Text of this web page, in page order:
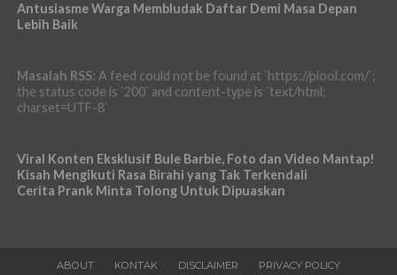
Antusiasme Warga Membludak Daftar Demi Masa Depan
Lebih Baik
Masalah RSS: A feed could not be found at `https://piool.com/`;
the status code is `200` and content-type is `text/html;
charset=UTF-8`
Viral Konten Eksklusif Bule Barbie, Foto dan Video Mantap!
Kisah Mengikuti Rasa Birahi yang Tak Terkendali
Cerita Prank Minta Tolong Untuk Dipuaskan
ABOUT KONTAK DISCLAIMER PRIVACY POLICY